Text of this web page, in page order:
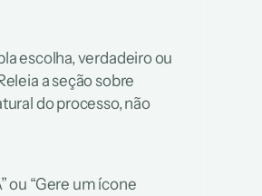
escolha, verdadeiro ou
a seção sobre
do processo, não
ou “Gere um ícone